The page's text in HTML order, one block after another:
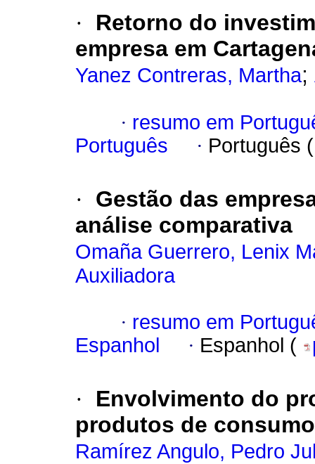
·
Retorno do
empresa em
Yanez Contreras, Martha;
· resumo em
Português
· Português
·
Gestão das
análise comparativa
Omaña Guerrero, Lenix
Auxiliadora
· resumo em
Espanhol
· Espanhol (
·
Envolvimento do
produtos de
Ramírez Angulo, Pedro